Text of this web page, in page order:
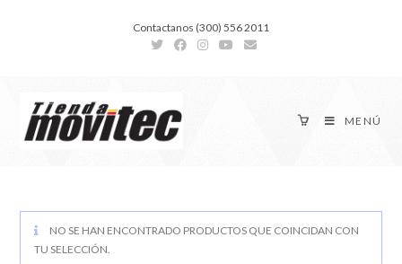
Contactanos (300) 556 2011
MENÚ
NO SE HAN ENCONTRADO PRODUCTOS QUE COINCIDAN CON
TU SELECCIÓN.